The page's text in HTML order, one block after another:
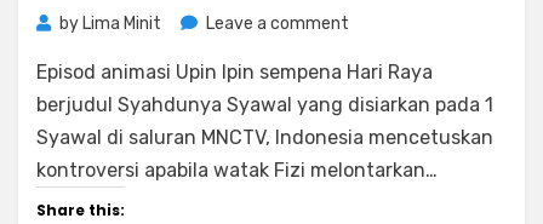
by Lima Minit Leave a comment
Dialog
Animasi
Upin
“Tiada
Episod animasi Upin Ipin sempena Hari Raya
berjudul Syahdunya Syawal yang disiarkan pada 1
Syawal di saluran MNCTV, Indonesia mencetuskan
kontroversi apabila watak Fizi melontarkan…
Share this: